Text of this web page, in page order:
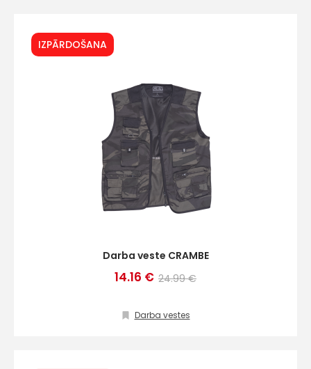
IZPĀRDOŠANA
Darba veste CRAMBE
14.16 € 24.99 €
Darba vestes
Sazinies
ar
mums!
ātrāk
+